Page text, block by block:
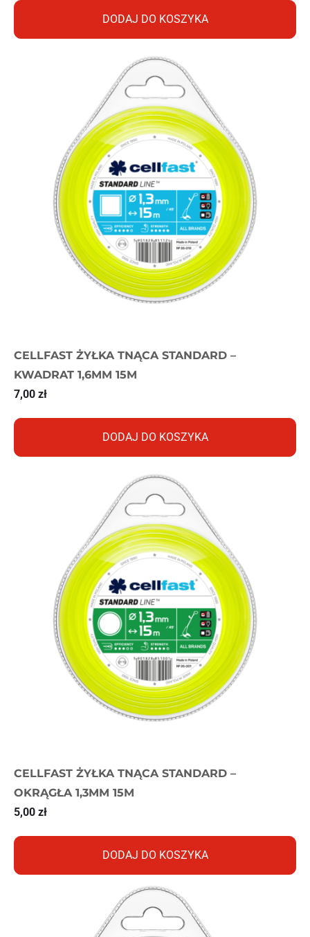
DODAJ DO KOSZYKA
CELLFAST ŻYŁKA TNĄCA STANDARD –
KWADRAT 1,6MM 15M
7,00 zł
DODAJ DO KOSZYKA
CELLFAST ŻYŁKA TNĄCA STANDARD –
OKRĄGŁA 1,3MM 15M
5,00 zł
DODAJ DO KOSZYKA